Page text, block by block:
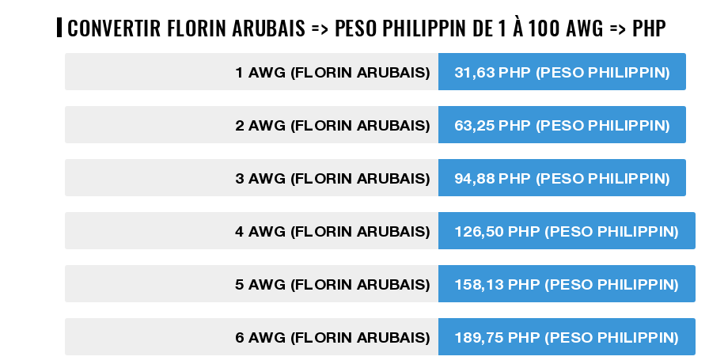
CONVERTIR FLORIN ARUBAIS => PESO PHILIPPIN DE 1 À 100 AWG => PHP
1 AWG (FLORIN ARUBAIS) 31,63 PHP (PESO PHILIPPIN)
2 AWG (FLORIN ARUBAIS) 63,25 PHP (PESO PHILIPPIN)
3 AWG (FLORIN ARUBAIS) 94,88 PHP (PESO PHILIPPIN)
4 AWG (FLORIN ARUBAIS) 126,50 PHP (PESO PHILIPPIN)
5 AWG (FLORIN ARUBAIS) 158,13 PHP (PESO PHILIPPIN)
6 AWG (FLORIN ARUBAIS) 189,75 PHP (PESO PHILIPPIN)